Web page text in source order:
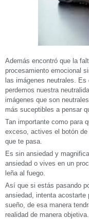
Además encontró que la
procesamiento emocional
las imágenes neutrales.
perdemos nuestra
imágenes que son
más suceptibles a pensar
Tan importante como para
exceso, actives el botón
que te pasa.
Es sin ansiedad y
ansiedad o vives en un
leña al fuego.
Así que si estás pasando
ansiedad, intenta
sueño, de esa manera
realidad de manera objetiva.